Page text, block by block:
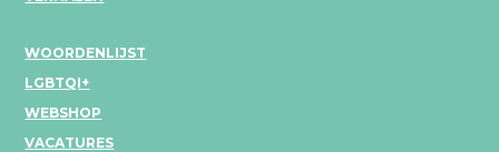
WOORDENLIJST
LGBTQI+
WEBSHOP
VACATURES